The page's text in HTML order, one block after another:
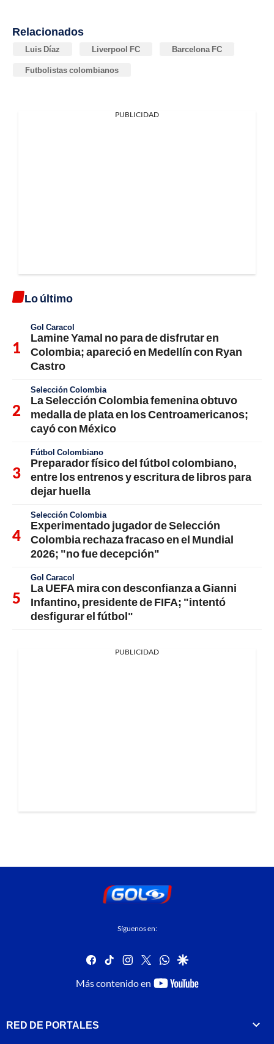
Relacionados
Luis Díaz Liverpool FC Barcelona FC
Futbolistas colombianos
PUBLICIDAD
Lo último
Gol Caracol
Lamine Yamal no para de disfrutar en
Colombia; apareció en Medellín con Ryan
Castro
Selección Colombia
La Selección Colombia femenina obtuvo
medalla de plata en los Centroamericanos;
cayó con México
Fútbol Colombiano
Preparador físico del fútbol colombiano,
entre los entrenos y escritura de libros para
dejar huella
Selección Colombia
Experimentado jugador de Selección
Colombia rechaza fracaso en el Mundial
2026; "no fue decepción"
Gol Caracol
La UEFA mira con desconfianza a Gianni
Infantino, presidente de FIFA; "intentó
desfigurar el fútbol"
PUBLICIDAD
Síguenos en:
facebook
tiktok instagram
twitterwhatsapp
google
Más contenido en
youtube-
RED DE PORTALES